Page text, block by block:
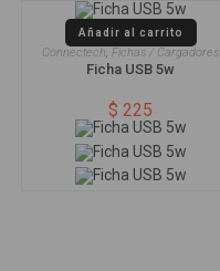
Añadir al carrito
Connectech,Fichas / Cargadores
Ficha USB 5w
$ 225